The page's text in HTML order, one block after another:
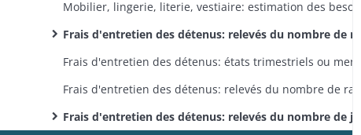
Frais d'entretien des détenus: relevés du nombre de rations de pain, soupe et paille fournies (états nominatifs trimestriels des détenus)
Frais d'entretien des détenus: relevés du nombre de journées de détention (états nominatifs mensuels ou trimestriels des détenus)